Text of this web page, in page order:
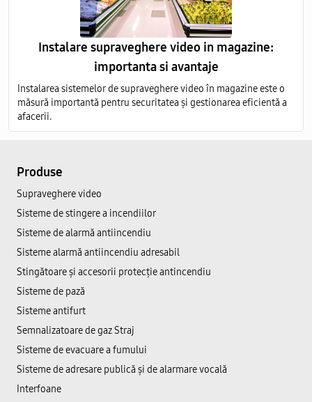
Instalare supraveghere video in magazine:
importanta si avantaje
Instalarea sistemelor de supraveghere video în magazine este o
măsură importantă pentru securitatea și gestionarea eficientă a
afacerii.
Produse
Supraveghere video
Sisteme de stingere a incendiilor
Sisteme de alarmă antiincendiu
Sisteme alarmă antiincendiu adresabil
Stingătoare și accesorii protecție antincendiu
Sisteme de pază
Sisteme antifurt
Semnalizatoare de gaz Straj
Sisteme de evacuare a fumului
Sisteme de adresare publică şi de alarmare vocală
Interfoane